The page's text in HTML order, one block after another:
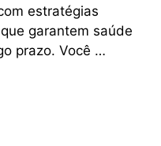
estratégias
garantem saúde
prazo. Você …